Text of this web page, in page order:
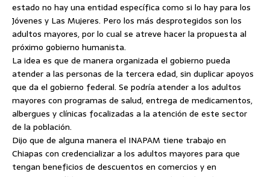
estado no hay una entidad específica como si lo hay para los
Jóvenes y Las Mujeres. Pero los más desprotegidos son los
adultos mayores, por lo cual se atreve hacer la propuesta al
próximo gobierno humanista.
La idea es que de manera organizada el gobierno pueda
atender a las personas de la tercera edad, sin duplicar apoyos
que da el gobierno federal. Se podría atender a los adultos
mayores con programas de salud, entrega de medicamentos,
albergues y clínicas focalizadas a la atención de este sector
de la población.
Dijo que de alguna manera el INAPAM tiene trabajo en
Chiapas con credencializar a los adultos mayores para que
tengan beneficios de descuentos en comercios y en